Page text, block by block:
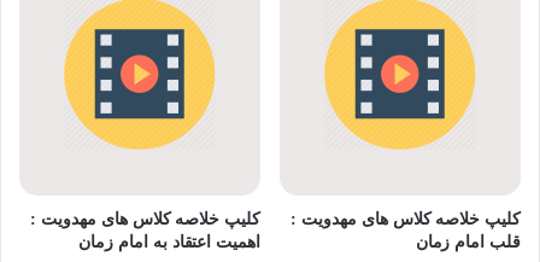
کلیپ خلاصه کلاس های مهدویت :
قلب امام زمان
کلیپ خلاصه کلاس های مهدویت :
اهمیت اعتقاد به امام زمان